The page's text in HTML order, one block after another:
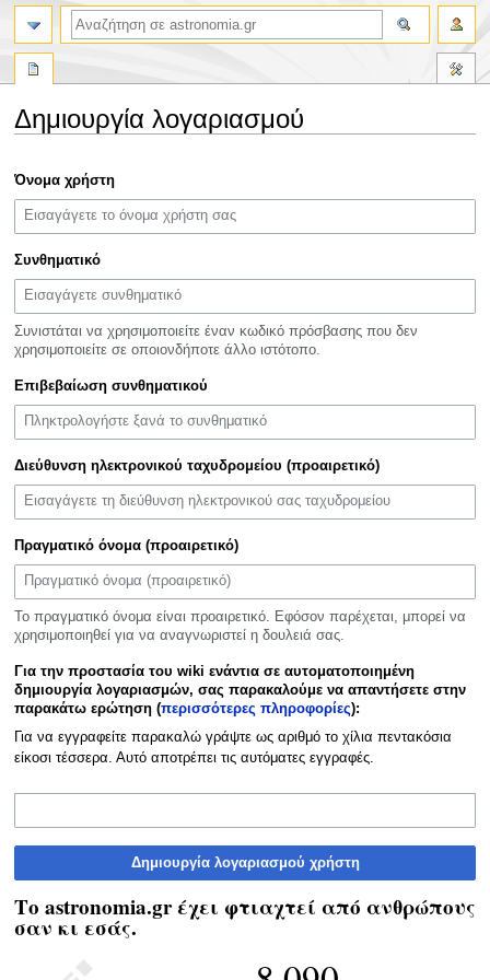
Δημιουργία λογαριασμού
στην
πλοήγηση
στην
αναζήτηση
Όνομα χρήστη
Συνθηματικό
Συνιστάται να χρησιμοποιείτε έναν κωδικό πρόσβασης που δεν
χρησιμοποιείτε σε οποιονδήποτε άλλο ιστότοπο.
Επιβεβαίωση συνθηματικού
Διεύθυνση ηλεκτρονικού ταχυδρομείου (προαιρετικό)
Πραγματικό όνομα (προαιρετικό)
Το πραγματικό όνομα είναι προαιρετικό. Εφόσον παρέχεται, μπορεί να
χρησιμοποιηθεί για να αναγνωριστεί η δουλειά σας.
Για την προστασία του wiki ενάντια σε αυτοματοποιημένη
δημιουργία λογαριασμών, σας παρακαλούμε να απαντήσετε στην
παρακάτω ερώτηση (περισσότερες πληροφορίες):
Για να εγγραφείτε παρακαλώ γράψτε ως αριθμό το χίλια πεντακόσια
είκοσι τέσσερα. Αυτό αποτρέπει τις αυτόματες εγγραφές.
Δημιουργία λογαριασμού χρήστη
Το astronomia.gr έχει φτιαχτεί από ανθρώπους
σαν κι εσάς.
αναζήτηση